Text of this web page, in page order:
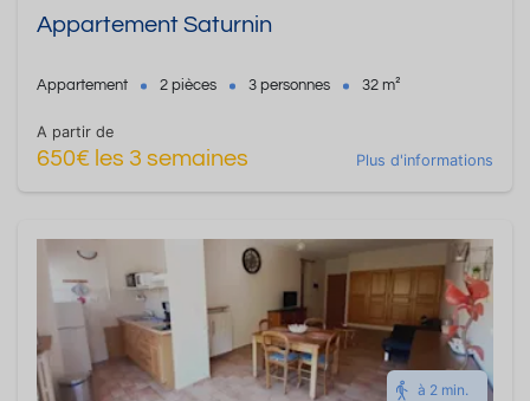
Appartement Saturnin
Appartement 2 pièces 3 personnes 32 m²
A partir de
650€ les 3 semaines Plus d'informations
à 2 min.